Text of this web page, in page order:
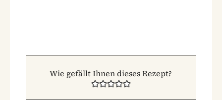
Wie gefällt Ihnen dieses Rezept?